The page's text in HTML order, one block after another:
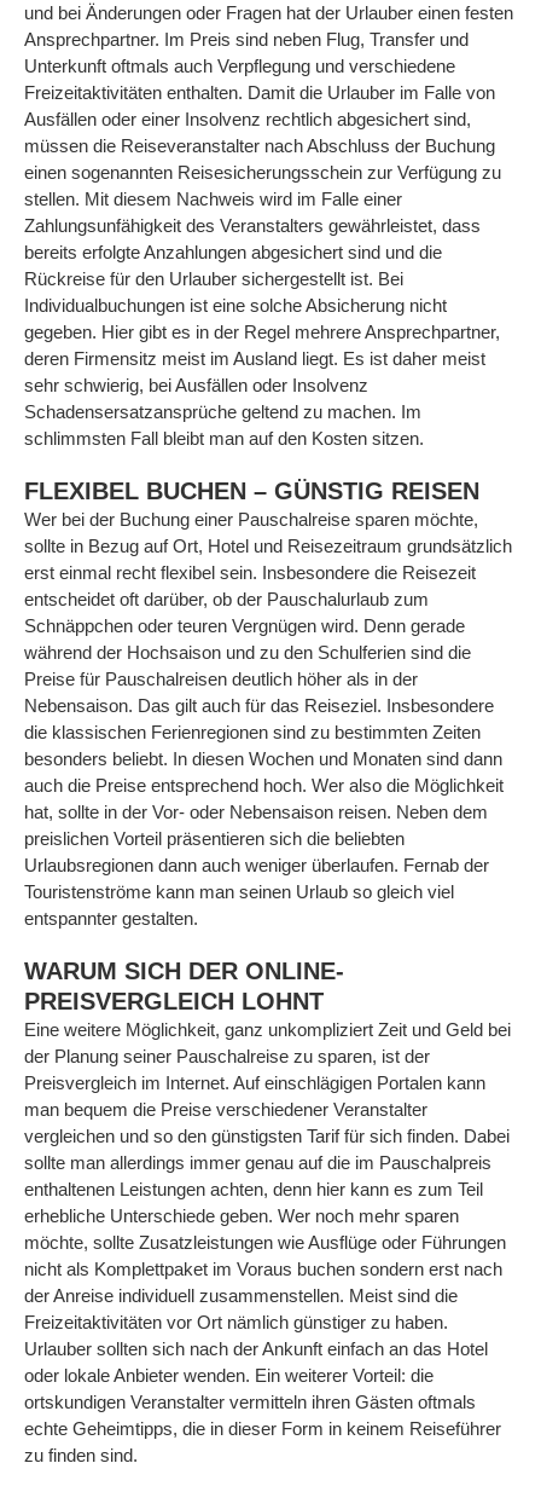
und bei Änderungen oder Fragen hat der Urlauber einen festen
Ansprechpartner. Im Preis sind neben Flug, Transfer und
Unterkunft oftmals auch Verpflegung und verschiedene
Freizeitaktivitäten enthalten. Damit die Urlauber im Falle von
Ausfällen oder einer Insolvenz rechtlich abgesichert sind,
müssen die Reiseveranstalter nach Abschluss der Buchung
einen sogenannten Reisesicherungsschein zur Verfügung zu
stellen. Mit diesem Nachweis wird im Falle einer
Zahlungsunfähigkeit des Veranstalters gewährleistet, dass
bereits erfolgte Anzahlungen abgesichert sind und die
Rückreise für den Urlauber sichergestellt ist. Bei
Individualbuchungen ist eine solche Absicherung nicht
gegeben. Hier gibt es in der Regel mehrere Ansprechpartner,
deren Firmensitz meist im Ausland liegt. Es ist daher meist
sehr schwierig, bei Ausfällen oder Insolvenz
Schadensersatzansprüche geltend zu machen. Im
schlimmsten Fall bleibt man auf den Kosten sitzen.
FLEXIBEL BUCHEN – GÜNSTIG REISEN
Wer bei der Buchung einer Pauschalreise sparen möchte,
sollte in Bezug auf Ort, Hotel und Reisezeitraum grundsätzlich
erst einmal recht flexibel sein. Insbesondere die Reisezeit
entscheidet oft darüber, ob der Pauschalurlaub zum
Schnäppchen oder teuren Vergnügen wird. Denn gerade
während der Hochsaison und zu den Schulferien sind die
Preise für Pauschalreisen deutlich höher als in der
Nebensaison. Das gilt auch für das Reiseziel. Insbesondere
die klassischen Ferienregionen sind zu bestimmten Zeiten
besonders beliebt. In diesen Wochen und Monaten sind dann
auch die Preise entsprechend hoch. Wer also die Möglichkeit
hat, sollte in der Vor- oder Nebensaison reisen. Neben dem
preislichen Vorteil präsentieren sich die beliebten
Urlaubsregionen dann auch weniger überlaufen. Fernab der
Touristenströme kann man seinen Urlaub so gleich viel
entspannter gestalten.
WARUM SICH DER ONLINE-
PREISVERGLEICH LOHNT
Eine weitere Möglichkeit, ganz unkompliziert Zeit und Geld bei
der Planung seiner Pauschalreise zu sparen, ist der
Preisvergleich im Internet. Auf einschlägigen Portalen kann
man bequem die Preise verschiedener Veranstalter
vergleichen und so den günstigsten Tarif für sich finden. Dabei
sollte man allerdings immer genau auf die im Pauschalpreis
enthaltenen Leistungen achten, denn hier kann es zum Teil
erhebliche Unterschiede geben. Wer noch mehr sparen
möchte, sollte Zusatzleistungen wie Ausflüge oder Führungen
nicht als Komplettpaket im Voraus buchen sondern erst nach
der Anreise individuell zusammenstellen. Meist sind die
Freizeitaktivitäten vor Ort nämlich günstiger zu haben.
Urlauber sollten sich nach der Ankunft einfach an das Hotel
oder lokale Anbieter wenden. Ein weiterer Vorteil: die
ortskundigen Veranstalter vermitteln ihren Gästen oftmals
echte Geheimtipps, die in dieser Form in keinem Reiseführer
zu finden sind.